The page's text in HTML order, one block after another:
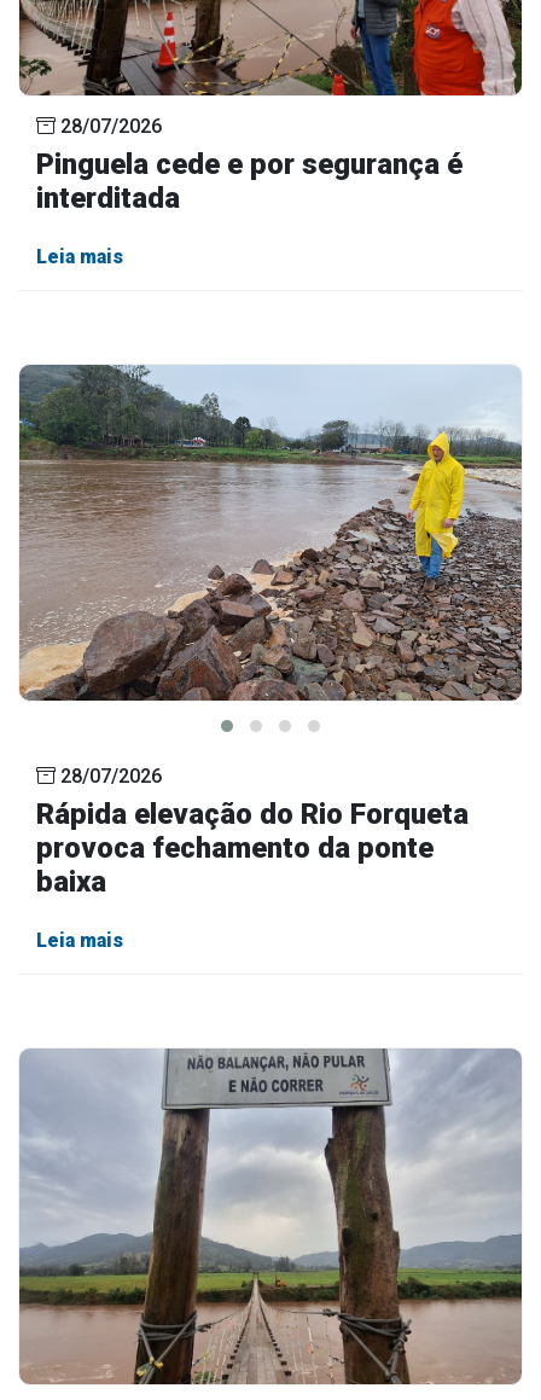
28/07/2026
Pinguela cede e por segurança é
interditada
Leia mais
28/07/2026
Rápida elevação do Rio Forqueta
provoca fechamento da ponte
baixa
Leia mais